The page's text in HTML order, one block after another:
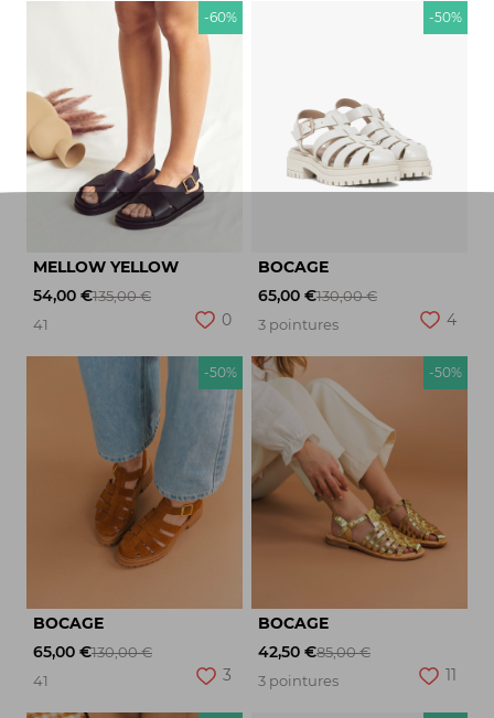
-60%
MELLOW YELLOW
54,00 €135,00 €
41
0
-50%
BOCAGE
65,00 €130,00 €
3 pointures
4
-50%
BOCAGE
65,00 €130,00 €
41
3
-50%
BOCAGE
42,50 €85,00 €
3 pointures
11